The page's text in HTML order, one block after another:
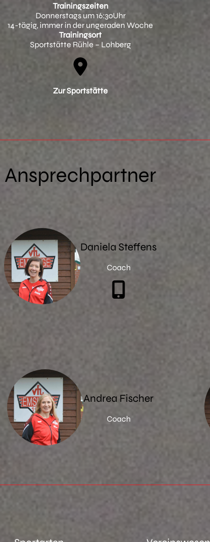
Trainingszeiten
Donnerstags um 16:30Uhr
14-tägig, immer in der ungeraden Woche
Trainingsort
Sportstätte Rühle – Lohberg
Zur Sportstätte
Ansprechpartner
Daniela Steffens
Coach
Andrea Fischer
Coach